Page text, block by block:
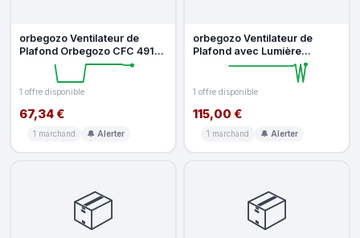
orbegozo Ventilateur de
Plafond Orbegozo CFC 49120
60W 5 Vitesses 3 Pales
Chromé
1 offre disponible
67,34 €
1 marchand 🔔 Alerter
orbegozo Ventilateur de
Plafond avec Lumière
Orbegozo CP50120 65W
1 offre disponible
115,00 €
1 marchand 🔔 Alerter
📦 📦